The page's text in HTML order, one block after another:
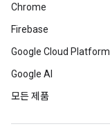
Chrome
Firebase
Google Cloud Platform
Google AI
모든 제품